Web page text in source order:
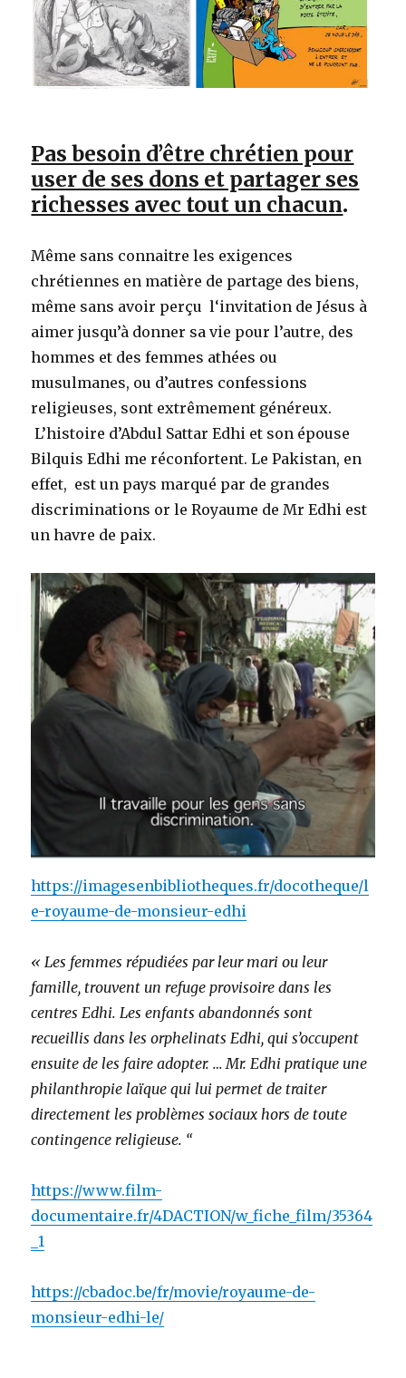
Pas besoin d’être chrétien pour
user de ses dons et partager ses
richesses avec tout un chacun.
Même sans connaitre les exigences
chrétiennes en matière de partage des biens,
même sans avoir perçu l‘invitation de Jésus à
aimer jusqu’à donner sa vie pour l’autre, des
hommes et des femmes athées ou
musulmanes, ou d’autres confessions
religieuses, sont extrêmement généreux.
L’histoire d’Abdul Sattar Edhi et son épouse
Bilquis Edhi me réconfortent. Le Pakistan, en
effet, est un pays marqué par de grandes
discriminations or le Royaume de Mr Edhi est
un havre de paix.
https://imagesenbibliotheques.fr/docotheque/l
e-royaume-de-monsieur-edhi
« Les femmes répudiées par leur mari ou leur
famille, trouvent un refuge provisoire dans les
centres Edhi. Les enfants abandonnés sont
recueillis dans les orphelinats Edhi, qui s’occupent
ensuite de les faire adopter. … Mr. Edhi pratique une
philanthropie laïque qui lui permet de traiter
directement les problèmes sociaux hors de toute
contingence religieuse. “
https://www.film-
documentaire.fr/4DACTION/w_fiche_film/35364
_1
https://cbadoc.be/fr/movie/royaume-de-
monsieur-edhi-le/